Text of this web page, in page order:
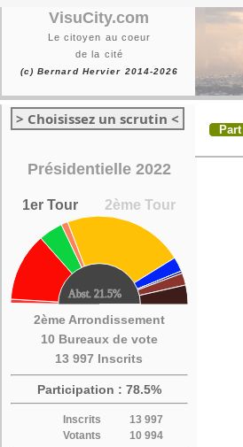
VisuCity.com
Le citoyen au coeur
de la cité
(c) Bernard Hervier 2014-2026
> Choisissez un scrutin <
Présidentielle 2022
1er Tour 2ème Tour
2ème Arrondissement
10 Bureaux de vote
13 997 Inscrits
Participation : 78.5%
Inscrits
13 997
Votants
10 994
Part